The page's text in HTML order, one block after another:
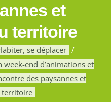
et
territoire
se déplacer
week-end d’animations et
des paysannes et
territoire